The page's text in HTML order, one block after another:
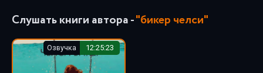
Слушать книги автора -"бикер челси"
Озвучка 12:25:23